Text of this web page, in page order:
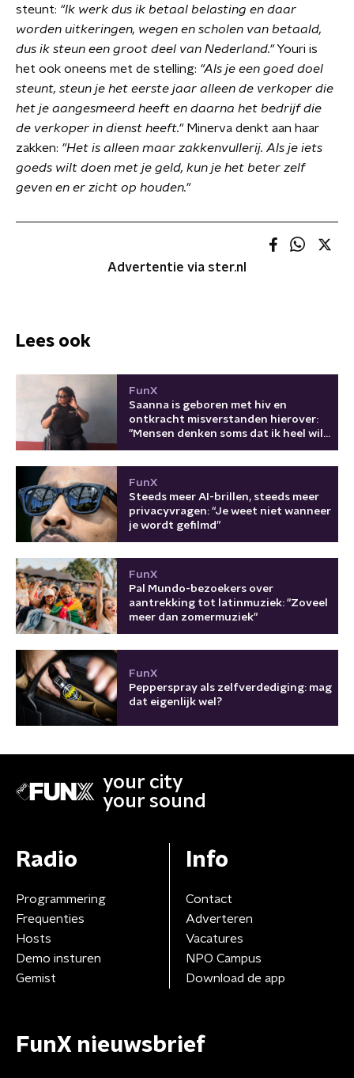
steunt: "Ik werk dus ik betaal belasting en daar
worden uitkeringen, wegen en scholen van betaald,
dus ik steun een groot deel van Nederland."Youri is
het ook oneens met de stelling: "Als je een goed doel
steunt, steun je het eerste jaar alleen de verkoper die
het je aangesmeerd heeft en daarna het bedrijf die
de verkoper in dienst heeft."Minerva denkt aan haar
zakken: "Het is alleen maar zakkenvullerij. Als je iets
goeds wilt doen met je geld, kun je het beter zelf
geven en er zicht op houden."
Advertentie via ster.nl
Lees ook
FunX
Saanna is geboren met hiv en
ontkracht misverstanden hierover:
"Mensen denken soms dat ik heel wild
FunX
Steeds meer AI-brillen, steeds meer
privacyvragen: “Je weet niet wanneer
je wordt gefilmd”
FunX
Pal Mundo-bezoekers over
aantrekking tot latinmuziek: "Zoveel
meer dan zomermuziek"
FunX
Pepperspray als zelfverdediging: mag
dat eigenlijk wel?
your city
your sound
Radio
Programmering
Frequenties
Hosts
Demo insturen
Gemist
Info
Contact
Adverteren
Vacatures
NPO Campus
Download de app
FunX nieuwsbrief